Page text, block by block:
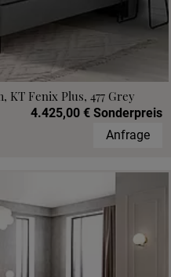
KT Fenix Plus, 477 Grey
4.425,00 € Sonderpreis
Anfrage